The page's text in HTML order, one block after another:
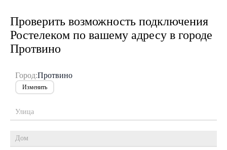
Проверить возможность подключения
Ростелеком по вашему адресу в городе
Протвино
Город:Протвино
Изменить